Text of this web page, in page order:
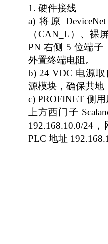
1. 硬件接线
a) 将原
（CAN_L）、裸
PN 右侧 5 位端
外置终端电阻。
b) 24 VDC 电源
源模块，确保共地
c) PROFINET 侧
上方西门子
192.168.10.0/24，
PLC 地址